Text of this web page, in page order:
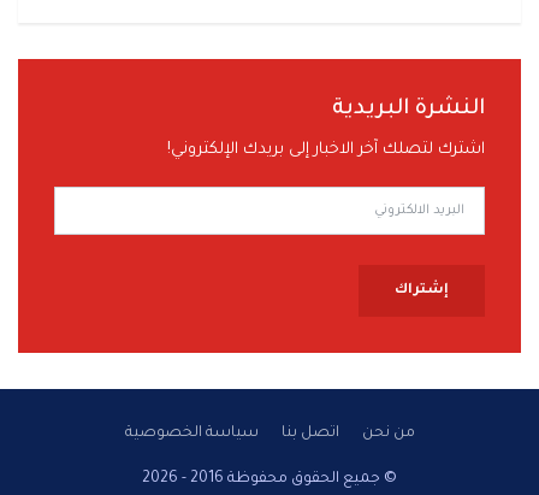
النشرة البريدية
اشترك لتصلك آخر الاخبار إلى بريدك الإلكتروني!
إشتراك
من نحن اتصل بنا سياسة الخصوصية
© جميع الحقوق محفوظة 2016 - 2026